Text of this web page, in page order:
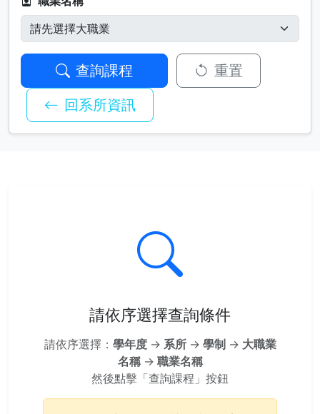
查詢課程
重置
回系所資訊
請依序選擇查詢條件
請依序選擇： 學年度→ 系所→ 學制→ 大職業
名稱→ 職業名稱
然後點擊「查詢課程」按鈕